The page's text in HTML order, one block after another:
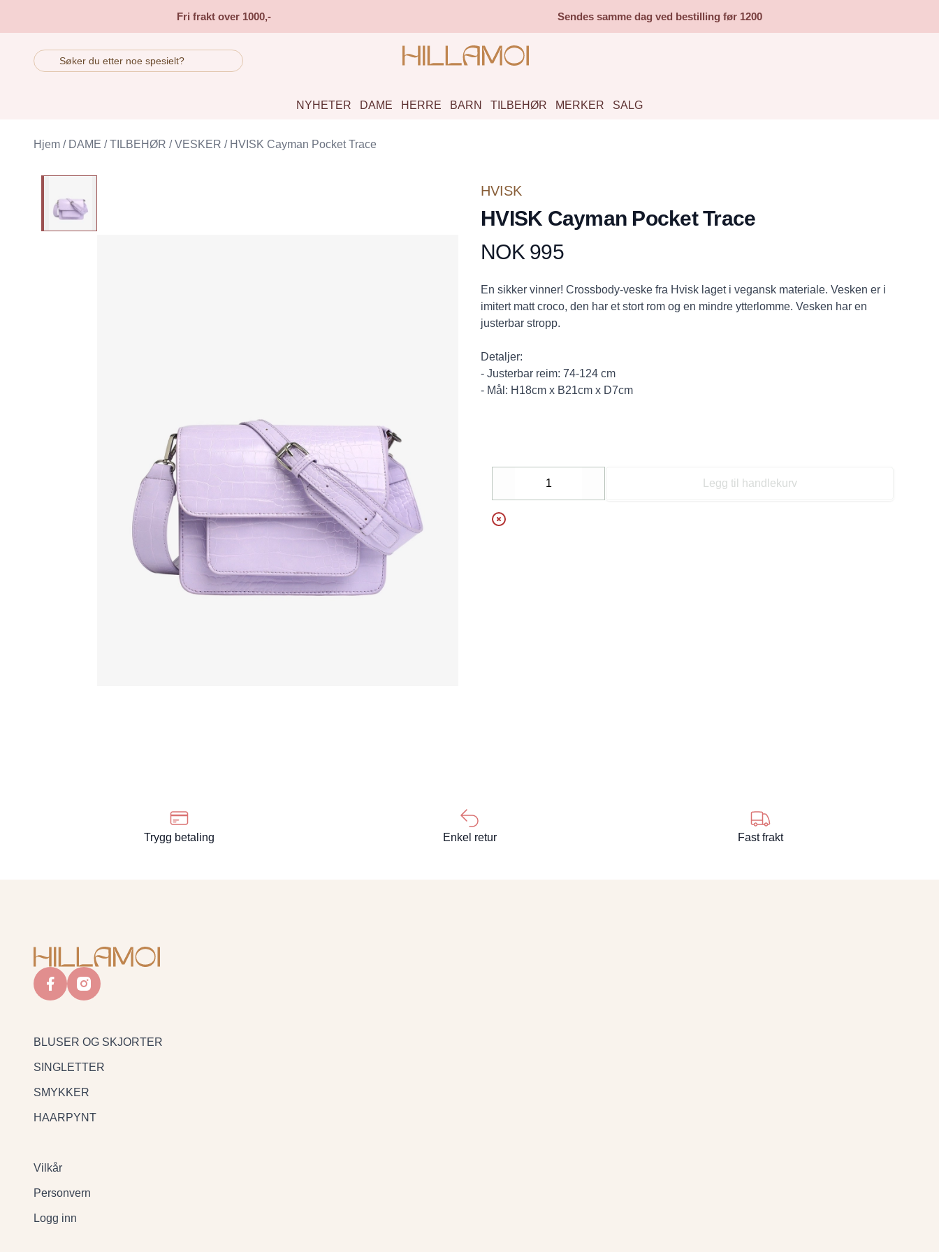
Fri frakt over 1000,- Sendes samme dag ved bestilling før 1200
NYHETER DAME HERRE BARN TILBEHØR MERKER SALG
Hjem / DAME / TILBEHØR / VESKER / HVISK Cayman Pocket Trace
HVISK
HVISK Cayman Pocket Trace
Produktdetaljer
NOK 995
Description
En sikker vinner! Crossbody-veske fra Hvisk laget i vegansk materiale. Vesken er i
imitert matt croco, den har et stort rom og en mindre ytterlomme. Vesken har en
justerbar stropp.
Detaljer:
- Justerbar reim: 74-124 cm
- Mål: H18cm x B21cm x D7cm
Decrease
Legg til handlekurv
Trygg betaling Enkel retur Fast frakt
facebookinstagram
BLUSER OG SKJORTER
SINGLETTER
SMYKKER
HAARPYNT
Vilkår
Personvern
Logg inn